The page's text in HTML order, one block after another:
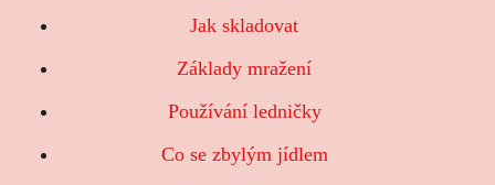
Jak skladovat
Základy mražení
Používání ledničky
Co se zbylým jídlem